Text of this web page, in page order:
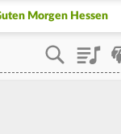
Morgen Hessen
Playlist